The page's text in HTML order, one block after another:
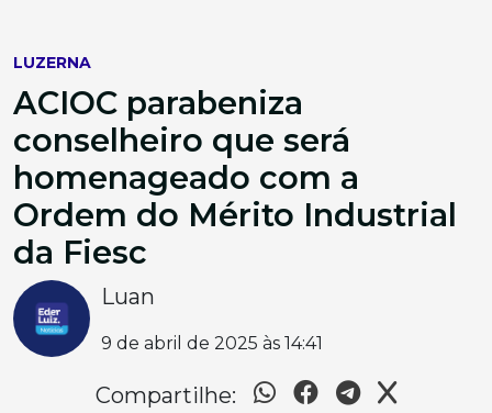
LUZERNA
ACIOC parabeniza
conselheiro que será
homenageado com a
Ordem do Mérito Industrial
da Fiesc
Luan
9 de abril de 2025 às 14:41
Compartilhe: